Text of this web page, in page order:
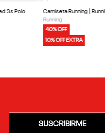
Ss Polo
Camiseta Running |
Running
40% OFF
10% OFF EXTRA
SUSCRIBIRME